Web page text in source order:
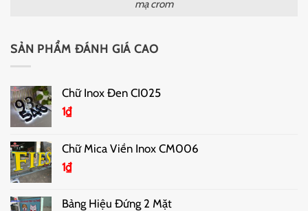
mạ crom
SẢN PHẨM ĐÁNH GIÁ CAO
Chữ Inox Đen CI025
1₫
Chữ Mica Viền Inox CM006
1₫
Bảng Hiệu Đứng 2 Mặt